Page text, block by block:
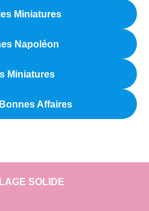
Miniatures
Napoléon
Miniatures
Affaires
SOLIDE